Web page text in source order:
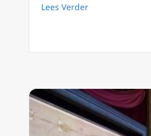
Lees Verderabout Het